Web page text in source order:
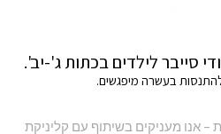
סייבר לילדים בכתות ג'-יב'.